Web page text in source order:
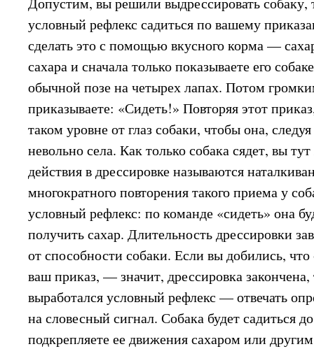
условный рефлекс садиться по вашему
сделать это с помощью вкусного корма —
сахара и сначала только показываете его
обычной позе на четырех лапах. Потом
приказываете: «Сидеть!» Повторяя этот
таком уровне от глаз собаки, чтобы она,
невольно села. Как только собака сядет, вы
действия в дрессировке называются
многократного повторения такого приема у
условный рефлекс: по команде «сидеть» она
получить сахар. Длительность дрессировки
от способности собаки. Если вы добились,
ваш приказ, — значит, дрессировка
выработался условный рефлекс — отвечать
на словесный сигнал. Собака будет садиться
подкрепляете ее движения сахаром или